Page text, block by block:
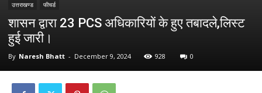
उत्तराखण्ड फीचर्ड
शासन द्वारा 23 PCS अधिकारियों के हुए तबादले,लिस्ट
हुई जारी।
By Naresh Bhatt - December 9, 2024 928 0